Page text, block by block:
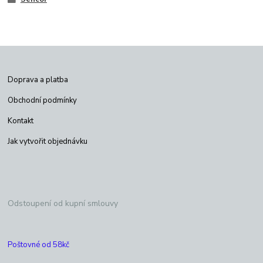
Doprava a platba
Obchodní podmínky
Kontakt
Jak vytvořit objednávku
Odstoupení od kupní smlouvy
Poštovné od 58kč